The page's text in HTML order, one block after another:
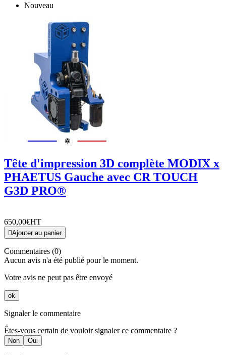
Nouveau
Tête d'impression 3D complète MODIX x
PHAETUS Gauche avec CR TOUCH
G3D PRO®
650,00€HT
Ajouter au panier
Commentaires (0)
Aucun avis n'a été publié pour le moment.
Votre avis ne peut pas être envoyé
ok
Signaler le commentaire
Êtes-vous certain de vouloir signaler ce commentaire ?
Non Oui